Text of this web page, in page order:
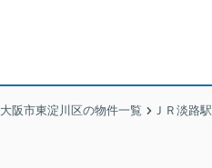
大阪市東淀川区の物件一覧 ＪＲ淡路駅